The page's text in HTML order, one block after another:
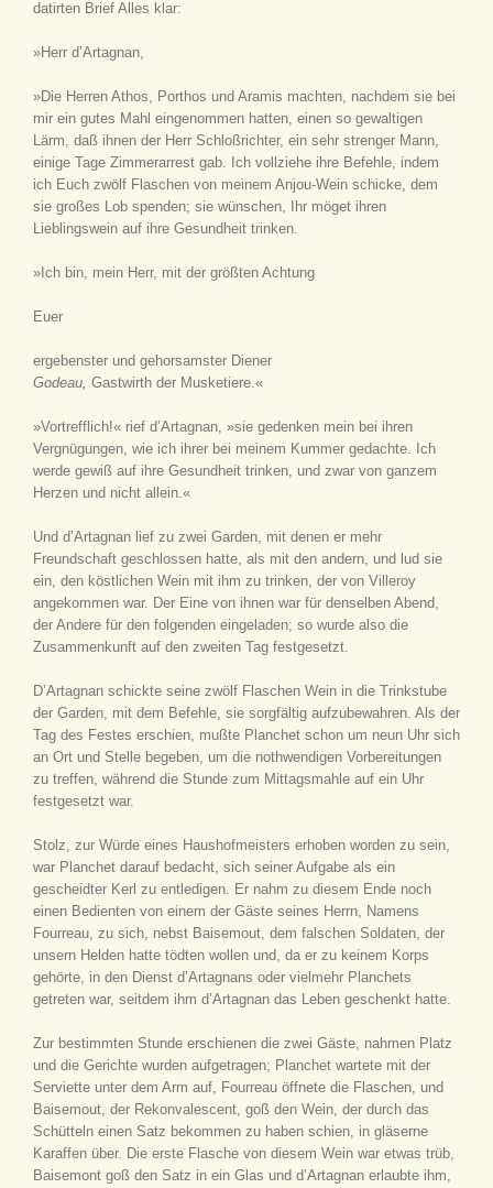
datirten Brief Alles klar:
»Herr d’Artagnan,
»Die Herren Athos, Porthos und Aramis machten, nachdem sie bei
mir ein gutes Mahl eingenommen hatten, einen so gewaltigen
Lärm, daß ihnen der Herr Schloßrichter, ein sehr strenger Mann,
einige Tage Zimmerarrest gab. Ich vollziehe ihre Befehle, indem
ich Euch zwölf Flaschen von meinem Anjou-Wein schicke, dem
sie großes Lob spenden; sie wünschen, Ihr möget ihren
Lieblingswein auf ihre Gesundheit trinken.
»Ich bin, mein Herr, mit der größten Achtung
Euer
ergebenster und gehorsamster Diener
Godeau, Gastwirth der Musketiere.«
»Vortrefflich!« rief d’Artagnan, »sie gedenken mein bei ihren
Vergnügungen, wie ich ihrer bei meinem Kummer gedachte. Ich
werde gewiß auf ihre Gesundheit trinken, und zwar von ganzem
Herzen und nicht allein.«
Und d’Artagnan lief zu zwei Garden, mit denen er mehr
Freundschaft geschlossen hatte, als mit den andern, und lud sie
ein, den köstlichen Wein mit ihm zu trinken, der von Villeroy
angekommen war. Der Eine von ihnen war für denselben Abend,
der Andere für den folgenden eingeladen; so wurde also die
Zusammenkunft auf den zweiten Tag festgesetzt.
D’Artagnan schickte seine zwölf Flaschen Wein in die Trinkstube
der Garden, mit dem Befehle, sie sorgfältig aufzubewahren. Als der
Tag des Festes erschien, mußte Planchet schon um neun Uhr sich
an Ort und Stelle begeben, um die nothwendigen Vorbereitungen
zu treffen, während die Stunde zum Mittagsmahle auf ein Uhr
festgesetzt war.
Stolz, zur Würde eines Haushofmeisters erhoben worden zu sein,
war Planchet darauf bedacht, sich seiner Aufgabe als ein
gescheidter Kerl zu entledigen. Er nahm zu diesem Ende noch
einen Bedienten von einem der Gäste seines Herrn, Namens
Fourreau, zu sich, nebst Baisemout, dem falschen Soldaten, der
unsern Helden hatte tödten wollen und, da er zu keinem Korps
gehörte, in den Dienst d’Artagnans oder vielmehr Planchets
getreten war, seitdem ihm d’Artagnan das Leben geschenkt hatte.
Zur bestimmten Stunde erschienen die zwei Gäste, nahmen Platz
und die Gerichte wurden aufgetragen; Planchet wartete mit der
Serviette unter dem Arm auf, Fourreau öffnete die Flaschen, und
Baisemout, der Rekonvalescent, goß den Wein, der durch das
Schütteln einen Satz bekommen zu haben schien, in gläserne
Karaffen über. Die erste Flasche von diesem Wein war etwas trüb,
Baisemont goß den Satz in ein Glas und d’Artagnan erlaubte ihm,